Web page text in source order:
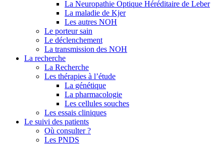
La Neuropathie Optique Héréditaire de Leber
La maladie de Kjer
Les autres NOH
Le porteur sain
Le déclenchement
La transmission des NOH
La recherche
La Recherche
Les thérapies à l’étude
La génétique
La pharmacologie
Les cellules souches
Les essais cliniques
Le suivi des patients
Où consulter ?
Les PNDS